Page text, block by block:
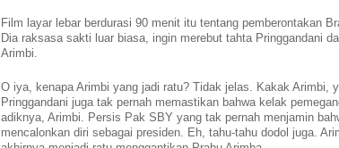
Film layar lebar berdurasi 90 menit itu tentang pemberontakan
Dia raksasa sakti luar biasa, ingin merebut tahta Pringgandani
Arimbi.
O iya, kenapa Arimbi yang jadi ratu? Tidak jelas. Kakak Arimbi,
Pringgandani juga tak pernah memastikan bahwa kelak
adiknya, Arimbi. Persis Pak SBY yang tak pernah menjamin
mencalonkan diri sebagai presiden. Eh, tahu-tahu dodol juga.